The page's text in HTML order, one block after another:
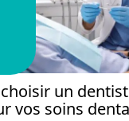
un
vos soins